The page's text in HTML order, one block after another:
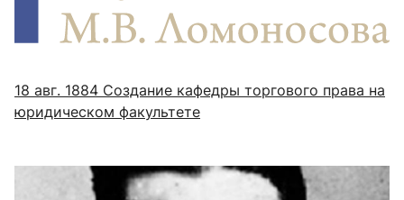
18 авг. 1884 Создание кафедры торгового права на
юридическом факультете